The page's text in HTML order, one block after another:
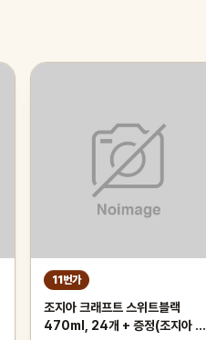
11번가
조지아 크래프트 스위트블랙
470ml, 24개 + 증정(조지아 미